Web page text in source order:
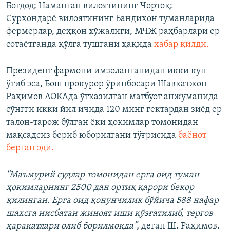
Боғдод; Наманган вилоятининг Чортоқ;
Сурхондарё вилоятининг Бандихон туманларида
фермерлар, деҳқон хўжалиги, МЧЖ раҳбарлари ер
сотаётганда қўлга тушгани ҳақида хабар қилди.
Президент фармони имзоланганидан икки кун
ўтиб эса, Бош прокурор ўринбосари Шавкатжон
Раҳимов АОКАда ўтказилган матбуот анжуманида
сўнгги икки йил ичида 120 минг гектардан зиёд ер
талон-тарож бўлган ёки ҳокимлар томонидан
мақсадсиз бериб юборилгани тўғрисида баёнот
берган эди.
“Маъмурий судлар томонидан ерга оид туман
ҳокимларнинг 2500 дан ортиқ қарори бекор
қилинган. Ерга оид қонунчилик бўйича 588 нафар
шахсга нисбатан жиноят иши қўзғатилиб, тергов
ҳаракатлари олиб борилмоқда”, деган Ш. Раҳимов.